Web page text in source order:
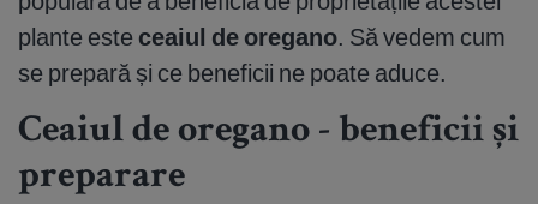
plante este ceaiul de oregano. Să vedem cum
se prepară și ce beneficii ne poate aduce.
Ceaiul de oregano - beneficii și
preparare